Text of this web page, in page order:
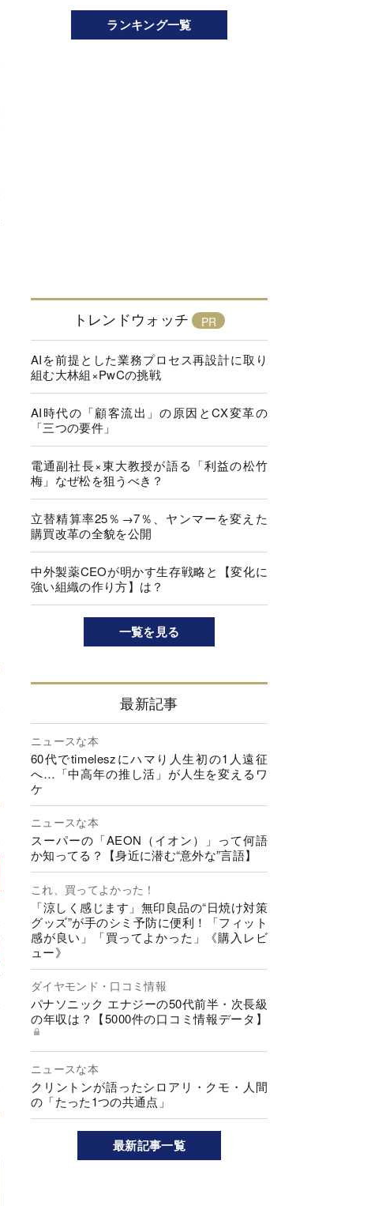
ランキング一覧
トレンドウォッチ
AIを前提とした業務プロセス再設計に取り
組む大林組×PwCの挑戦
AI時代の「顧客流出」の原因とCX変革の
「三つの要件」
電通副社長×東大教授が語る「利益の松竹
梅」なぜ松を狙うべき？
立替精算率25％→7％、ヤンマーを変えた
購買改革の全貌を公開
中外製薬CEOが明かす生存戦略と【変化に
強い組織の作り方】は？
一覧を見る
最新記事
ニュースな本
60代でtimeleszにハマり人生初の1人遠征
へ…「中高年の推し活」が人生を変えるワ
ケ
ニュースな本
スーパーの「AEON（イオン）」って何語
か知ってる？【身近に潜む“意外な”言語】
これ、買ってよかった！
「涼しく感じます」無印良品の“日焼け対策
グッズ”が手のシミ予防に便利！「フィット
感が良い」「買ってよかった」《購入レビ
ュー》
ダイヤモンド・口コミ情報
パナソニック エナジーの50代前半・次長級
の年収は？【5000件の口コミ情報データ】
ニュースな本
クリントンが語ったシロアリ・クモ・人間
の「たった1つの共通点」
最新記事一覧